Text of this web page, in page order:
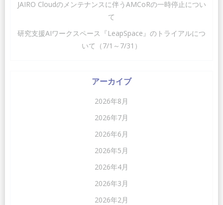
シ
ョ
シ
ョ
JAIRO Cloudのメンテナンスに伴うAMCoRの一時停止につい
て
研究支援AIワークスペース『LeapSpace』のトライアルにつ
いて（7/1～7/31）
アーカイブ
2026年8月
2026年7月
2026年6月
2026年5月
2026年4月
2026年3月
2026年2月